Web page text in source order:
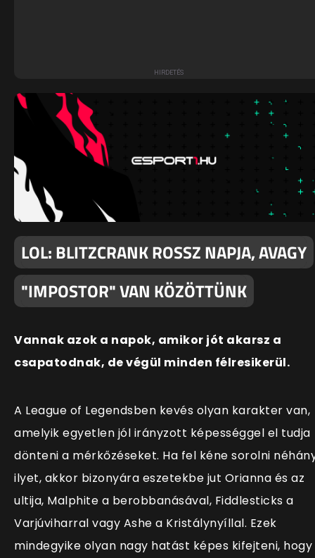
LOL: BLITZCRANK ROSSZ NAPJA, AVAGY
"IMPOSTOR" VAN KÖZÖTTÜNK
Vannak azok a napok, amikor jót akarsz a
csapatodnak, de végül minden félresikerül.
A League of Legendsben kevés olyan karakter van,
amelyik egyetlen jól irányzott képességgel el tudja
dönteni a mérkőzéseket. Ha fel kéne sorolni
ilyet, akkor bizonyára eszetekbe jut Orianna és az
ultija, Malphite a berobbanásával, Fiddlesticks a
Varjúviharral vagy Ashe a Kristálynyíllal. Ezek
mindegyike olyan nagy hatást képes kifejteni, hogy